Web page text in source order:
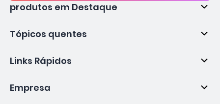
produtos em Destaque
Tópicos quentes
Links Rápidos
Empresa